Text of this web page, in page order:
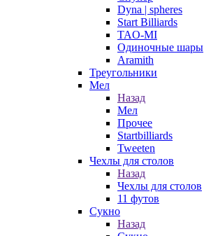
Dyna | spheres
Start Billiards
TAO-MI
Одиночные шары
Aramith
Треугольники
Мел
Назад
Мел
Прочее
Startbilliards
Tweeten
Чехлы для столов
Назад
Чехлы для столов
11 футов
Сукно
Назад